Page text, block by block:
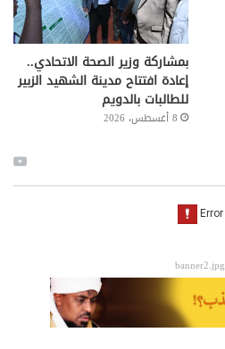
بمشاركة وزير الصحة الاتحادي..
إعادة افتتاح مدينة الشهيد الزبير
للطالبات بالدويم
8 أغسطس، 2026
banner2.jpg